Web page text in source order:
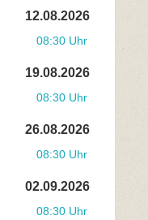
12.08.2026
08:30 Uhr
19.08.2026
08:30 Uhr
26.08.2026
08:30 Uhr
02.09.2026
08:30 Uhr